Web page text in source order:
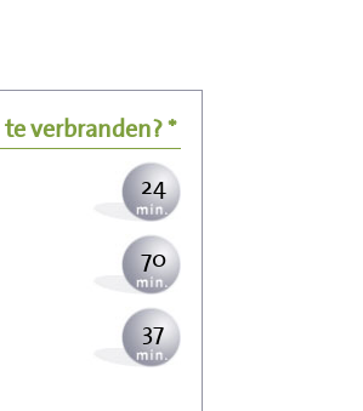
te verbranden? *
62
24
70
37